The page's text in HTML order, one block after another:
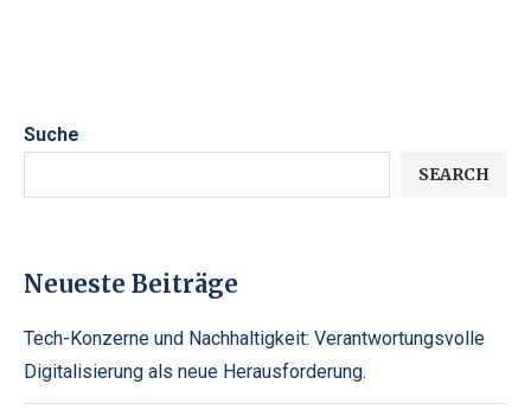
Suche
SEARCH
Neueste Beiträge
Tech-Konzerne und Nachhaltigkeit: Verantwortungsvolle
Digitalisierung als neue Herausforderung.